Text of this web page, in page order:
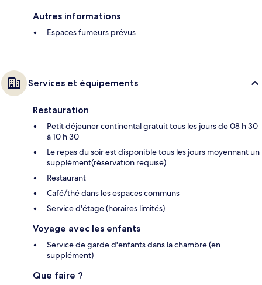
Autres informations
Espaces fumeurs prévus
Services et équipements
Restauration
Petit déjeuner continental gratuit tous les jours de 08 h 30
à 10 h 30
Le repas du soir est disponible tous les jours moyennant un
supplément(réservation requise)
Restaurant
Café/thé dans les espaces communs
Service d'étage (horaires limités)
Voyage avec les enfants
Service de garde d'enfants dans la chambre (en
supplément)
Que faire ?